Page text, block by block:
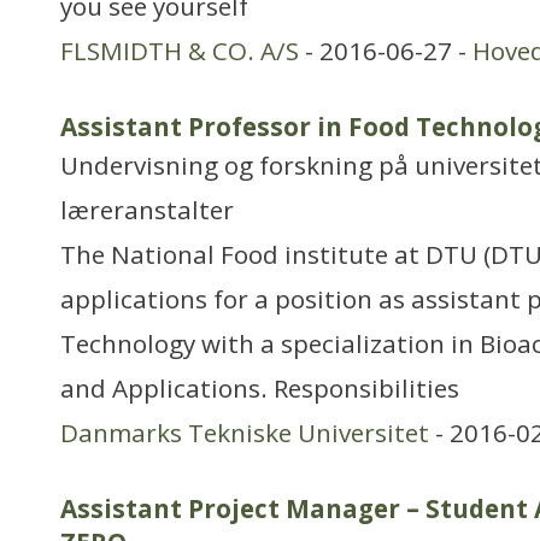
FLSMIDTH & CO. A/S - 2016-06-27 -
Assistant Professor in Food
Undervisning og forskning på
læreranstalter
The National Food institute at DTU
applications for a position as assistant
Technology with a specialization in
and Applications. Responsibilities
Danmarks Tekniske Universitet - 2016-
Assistant Project Manager – Student